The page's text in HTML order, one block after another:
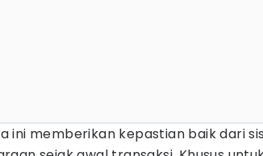
ini memberikan kepastian baik dari